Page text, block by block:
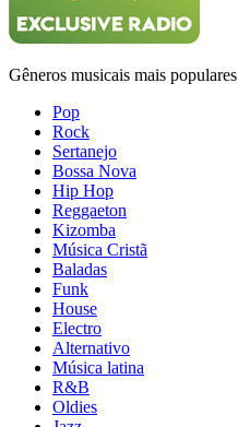
Gêneros musicais mais populares
Pop
Rock
Sertanejo
Bossa Nova
Hip Hop
Reggaeton
Kizomba
Música Cristã
Baladas
Funk
House
Electro
Alternativo
Música latina
R&B
Oldies